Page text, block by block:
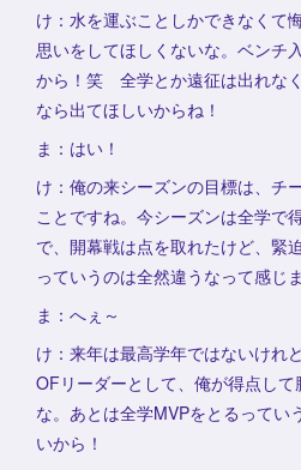
け：水を運ぶことしかできなくて
思いをしてほしくないな。ベンチ
から！笑 全学とか遠征は出れな
なら出てほしいからね！
ま：はい！
け：俺の来シーズンの目標は、チ
ことですね。今シーズンは全学で
で、開幕戦は点を取れたけど、緊
っていうのは全然違うなって感じ
ま：へぇ～
け：来年は最高学年ではないけれ
OFリーダーとして、俺が得点し
な。あとは全学MVPをとるってい
いから！